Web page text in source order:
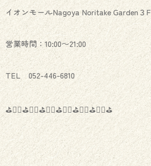
イオンモールNagoya Noritake Garden３F
営業時間：10:00〜21:00
TEL 052-446-6810
⛳️🏌️‍♂️⛳️🏌️‍♀️⛳️🏌️‍♂️⛳️🏌️‍♀️⛳️🏌️‍♂️⛳️🏌️‍♀️⛳️